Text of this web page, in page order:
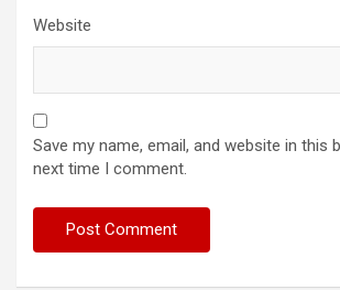
Website
Save my name, email, and website in this
next time I comment.